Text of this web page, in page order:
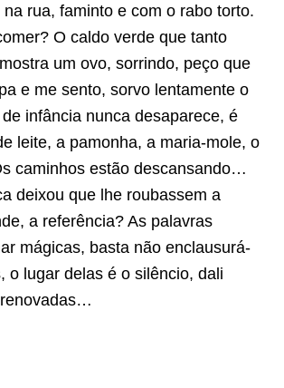
rua, faminto e com o rabo torto.
O caldo verde que tanto
um ovo, sorrindo, peço que
e me sento, sorvo lentamente o
infância nunca desaparece, é
leite, a pamonha, a maria-mole, o
caminhos estão descansando…
deixou que lhe roubassem a
a referência? As palavras
mágicas, basta não enclausurá-
o lugar delas é o silêncio, dali